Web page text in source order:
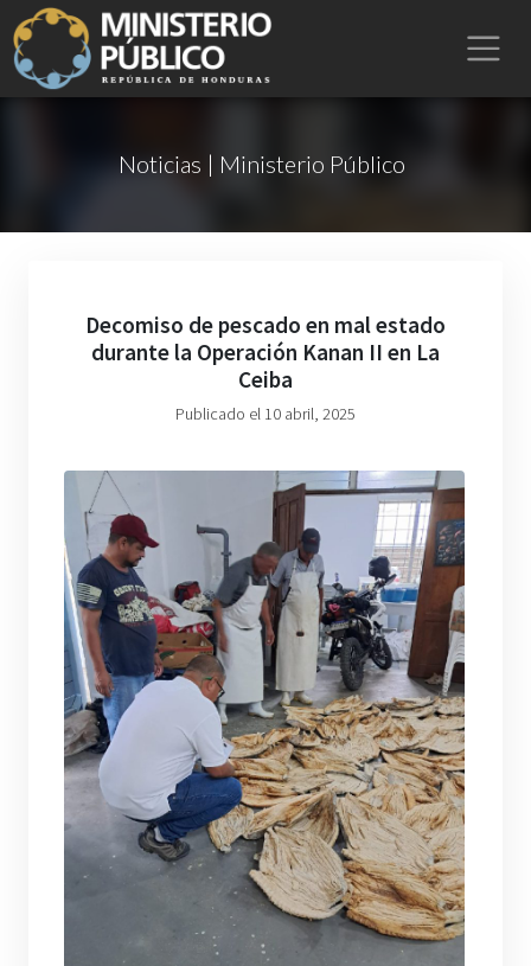
Noticias | Ministerio Público
Decomiso de pescado en mal estado
durante la Operación Kanan II en La
Ceiba
Publicado el 10 abril, 2025